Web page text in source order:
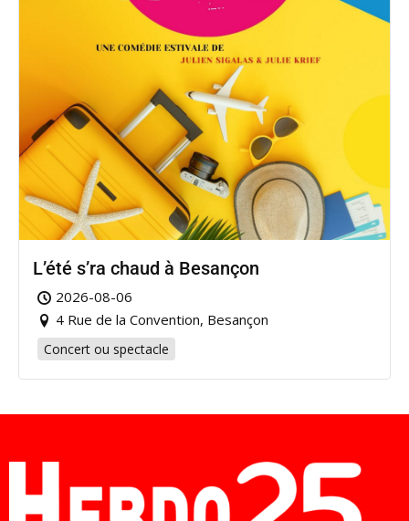
L’été s’ra chaud à Besançon
2026-08-06
4 Rue de la Convention, Besançon
Concert ou spectacle